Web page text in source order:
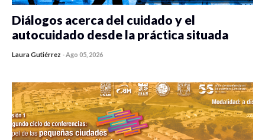
Diálogos acerca del cuidado y el
autocuidado desde la práctica situada
Laura Gutiérrez -Ago 05, 2026